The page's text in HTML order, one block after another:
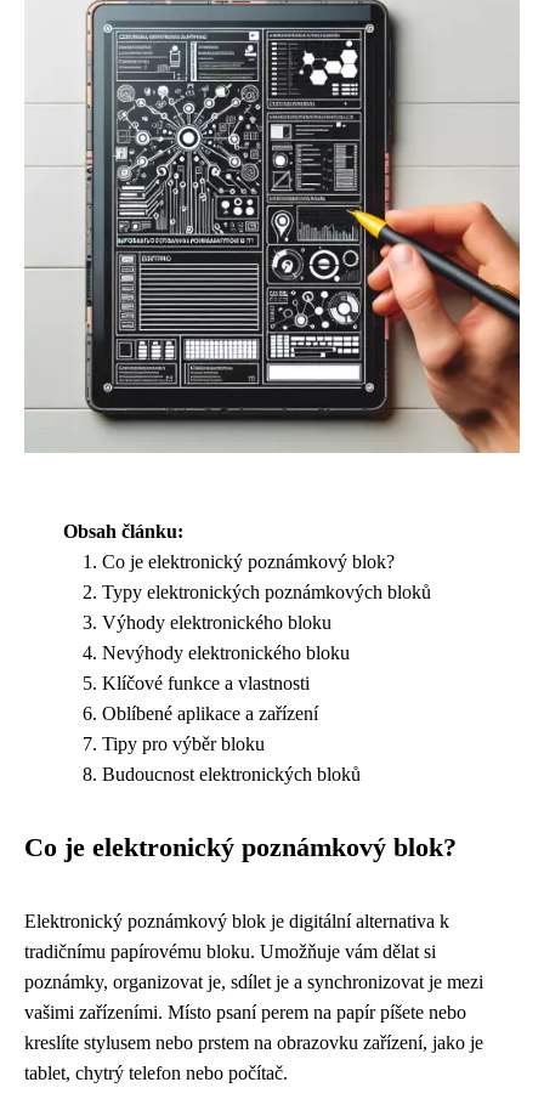
Obsah článku:
Co je elektronický poznámkový blok?
Typy elektronických poznámkových bloků
Výhody elektronického bloku
Nevýhody elektronického bloku
Klíčové funkce a vlastnosti
Oblíbené aplikace a zařízení
Tipy pro výběr bloku
Budoucnost elektronických bloků
Co je elektronický poznámkový blok?
Elektronický poznámkový blok je digitální alternativa k
tradičnímu papírovému bloku. Umožňuje vám dělat si
poznámky, organizovat je, sdílet je a synchronizovat je mezi
vašimi zařízeními. Místo psaní perem na papír píšete nebo
kreslíte stylusem nebo prstem na obrazovku zařízení, jako je
tablet, chytrý telefon nebo počítač.